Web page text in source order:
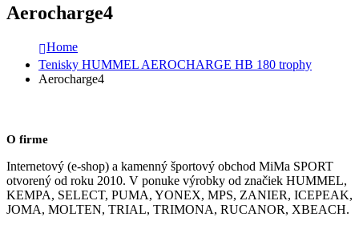
Aerocharge4
Home
Tenisky HUMMEL AEROCHARGE HB 180 trophy
Aerocharge4
O firme
Internetový (e-shop) a kamenný športový obchod MiMa SPORT
otvorený od roku 2010. V ponuke výrobky od značiek HUMMEL,
KEMPA, SELECT, PUMA, YONEX, MPS, ZANIER, ICEPEAK,
JOMA, MOLTEN, TRIAL, TRIMONA, RUCANOR, XBEACH.